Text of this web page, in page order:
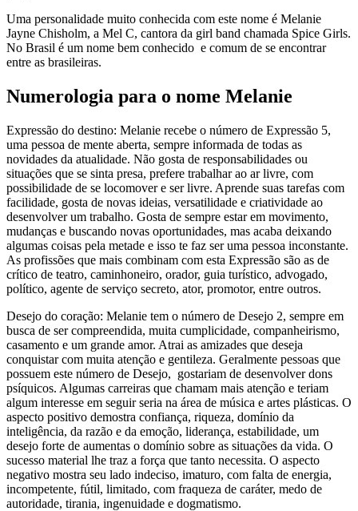
Uma personalidade muito conhecida com este nome é Melanie
Jayne Chisholm, a Mel C, cantora da girl band chamada Spice Girls.
No Brasil é um nome bem conhecido e comum de se encontrar
entre as brasileiras.
Numerologia para o nome Melanie
Expressão do destino: Melanie recebe o número de Expressão 5,
uma pessoa de mente aberta, sempre informada de todas as
novidades da atualidade. Não gosta de responsabilidades ou
situações que se sinta presa, prefere trabalhar ao ar livre, com
possibilidade de se locomover e ser livre. Aprende suas tarefas com
facilidade, gosta de novas ideias, versatilidade e criatividade ao
desenvolver um trabalho. Gosta de sempre estar em movimento,
mudanças e buscando novas oportunidades, mas acaba deixando
algumas coisas pela metade e isso te faz ser uma pessoa inconstante.
As profissões que mais combinam com esta Expressão são as de
crítico de teatro, caminhoneiro, orador, guia turístico, advogado,
político, agente de serviço secreto, ator, promotor, entre outros.
Desejo do coração: Melanie tem o número de Desejo 2, sempre em
busca de ser compreendida, muita cumplicidade, companheirismo,
casamento e um grande amor. Atrai as amizades que deseja
conquistar com muita atenção e gentileza. Geralmente pessoas que
possuem este número de Desejo, gostariam de desenvolver dons
psíquicos. Algumas carreiras que chamam mais atenção e teriam
algum interesse em seguir seria na área de música e artes plásticas. O
aspecto positivo demostra confiança, riqueza, domínio da
inteligência, da razão e da emoção, liderança, estabilidade, um
desejo forte de aumentas o domínio sobre as situações da vida. O
sucesso material lhe traz a força que tanto necessita. O aspecto
negativo mostra seu lado indeciso, imaturo, com falta de energia,
incompetente, fútil, limitado, com fraqueza de caráter, medo de
autoridade, tirania, ingenuidade e dogmatismo.